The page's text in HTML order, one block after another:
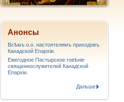
Анонсы
Всѣмъ о.о. настоятелямъ приходовъ
Канадской Епархiи.
Ежегодное Пастырское говѣніе
священнослужителей Канадской
Епархіи.
Дальше